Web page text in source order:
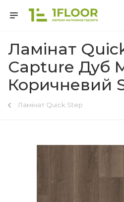
Ламінат
Capture Дуб
Коричневий
Ламінат Quick Step